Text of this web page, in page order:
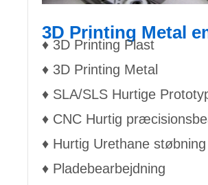
3D Printing Metal
♦ 3D Printing Plast
♦ 3D Printing Metal
♦ SLA/SLS Hurtige
♦ CNC Hurtig
♦ Hurtig Urethane støbning
♦ Pladebearbejdning